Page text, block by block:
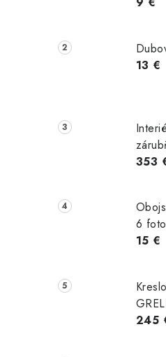
13 €
353
6
15 €
245
Skladom
199,00 €